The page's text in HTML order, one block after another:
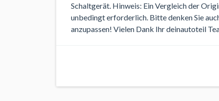
Schaltgerät. Hinweis: Ein Vergleich der
unbedingt erforderlich. Bitte denken Sie
anzupassen! Vielen Dank Ihr deinautoteil